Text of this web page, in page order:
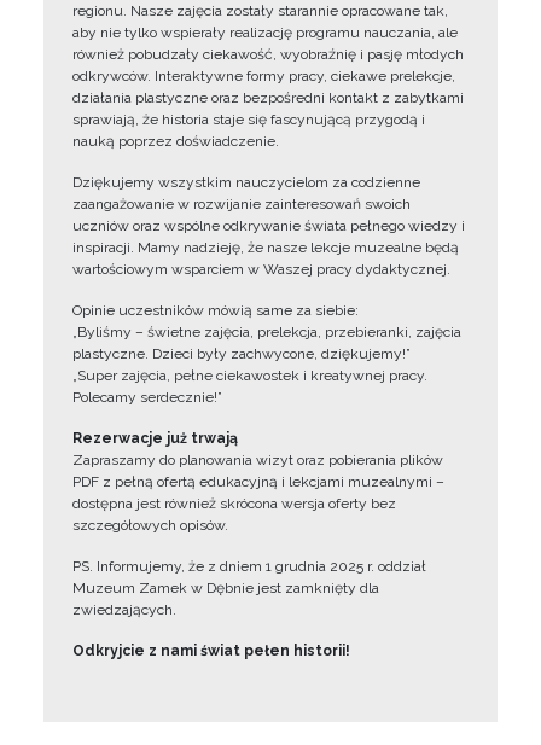
regionu. Nasze zajęcia zostały starannie opracowane tak,
aby nie tylko wspierały realizację programu nauczania, ale
również pobudzały ciekawość, wyobraźnię i pasję młodych
odkrywców. Interaktywne formy pracy, ciekawe prelekcje,
działania plastyczne oraz bezpośredni kontakt z zabytkami
sprawiają, że historia staje się fascynującą przygodą i
nauką poprzez doświadczenie.
Dziękujemy wszystkim nauczycielom za codzienne
zaangażowanie w rozwijanie zainteresowań swoich
uczniów oraz wspólne odkrywanie świata pełnego wiedzy i
inspiracji. Mamy nadzieję, że nasze lekcje muzealne będą
wartościowym wsparciem w Waszej pracy dydaktycznej.
Opinie uczestników mówią same za siebie:
„Byliśmy – świetne zajęcia, prelekcja, przebieranki, zajęcia
plastyczne. Dzieci były zachwycone, dziękujemy!”
„Super zajęcia, pełne ciekawostek i kreatywnej pracy.
Polecamy serdecznie!”
Rezerwacje już trwają
Zapraszamy do planowania wizyt oraz pobierania plików
PDF z pełną ofertą edukacyjną i lekcjami muzealnymi –
dostępna jest również skrócona wersja oferty bez
szczegółowych opisów.
PS. Informujemy, że z dniem 1 grudnia 2025 r. oddział
Muzeum Zamek w Dębnie jest zamknięty dla
zwiedzających.
Odkryjcie z nami świat pełen historii!